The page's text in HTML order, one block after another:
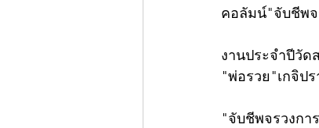
คอลัมน์"จับชีพจ
งานประจำปีวัด
"พ่อรวย"เกจิป
"จับชีพจรวงกา